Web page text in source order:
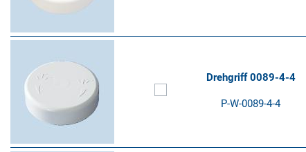
Drehgriff 0089-4-4
P-W-0089-4-4